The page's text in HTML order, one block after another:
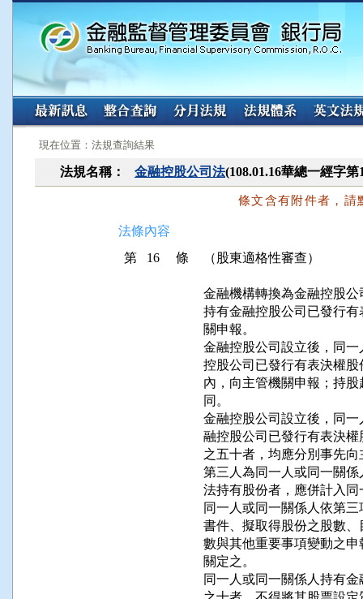
:::
現在位置：法規查詢結果
法規名稱： 金融控股公司法(108.01.16華總一經字
條文含有附件者，請
法條內容
第 16 條
（股東適格性審查）
金融機構轉換為金融控股
持有金融控股公司已發行
關申報。
金融控股公司設立後，同
控股公司已發行有表決權
內，向主管機關申報；持
同。
金融控股公司設立後，同
融控股公司已發行有表決
之五十者，均應分別事先
第三人為同一人或同一關
法持有股份者，應併計入
同一人或同一關係人依第
書件、擬取得股份之股數
數與其他重要事項變動之
關定之。
同一人或同一關係人持有